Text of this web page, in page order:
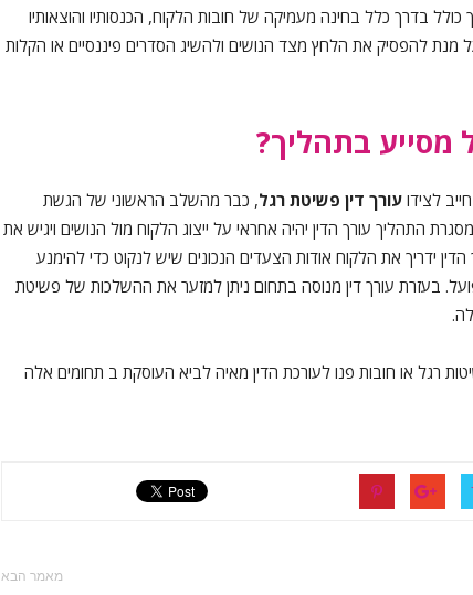
בדרך כלל בחינה מעמיקה של חובות הלקוח, הכנסותיו והוצאותיו
מנת להפסיק את הלחץ מצד הנושים ולהשיג הסדרים פיננסיים או הקלות
מסייע בתהליך?
לצידו עורך דין פשיטת רגל, כבר מהשלב הראשוני של הגשת
התהליך עורך הדין יהיה אחראי על ייצוג הלקוח מול הנושים ויגיש את
ידריך את הלקוח אודות הצעדים הנכונים שיש לנקוט כדי להימנע
בעזרת עורך דין מנוסה בתחום ניתן למזער את ההשלכות של פשיטת
רגל או חובות פנו לעורכת הדין מאיה לביא העוסקת ב תחומים אלה
מאמר הבא